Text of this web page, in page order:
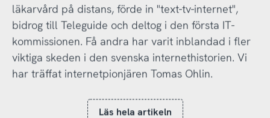
läkarvård på distans, förde in "text-tv-internet",
bidrog till Teleguide och deltog i den första IT-
kommissionen. Få andra har varit inblandad i fler
viktiga skeden i den svenska internethistorien. Vi
har träffat internetpionjären Tomas Ohlin.
Läs hela artikeln